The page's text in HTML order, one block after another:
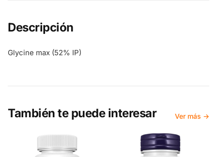
Descripción
Glycine max (52% IP)
También te puede interesar Ver más →